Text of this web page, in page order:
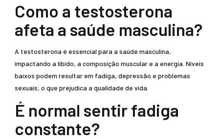
Como a testosterona
afeta a saúde masculina?
A testosterona é essencial para a saúde masculina,
impactando a libido, a composição muscular e a energia. Níveis
baixos podem resultar em fadiga, depressão e problemas
sexuais, o que prejudica a qualidade de vida.
É normal sentir fadiga
constante?